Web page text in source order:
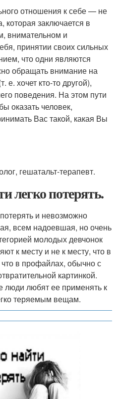
отношения к себе — не
которая заключается в
внимательном и
принятии своих сильных
что одни являются
обращать внимание на
е. хочет кто-то другой),
поведения. На этом пути
оказать человек,
Вас такой, какая Вы
гешатальт-терапевт.
легко потерять.
и невозможно
всем надоевшая, но очень
молодых девчонок
к месту и не к месту, что в
что в профайлах, обычно с
картинкой.
любят ее применять к
теряемым вещам.